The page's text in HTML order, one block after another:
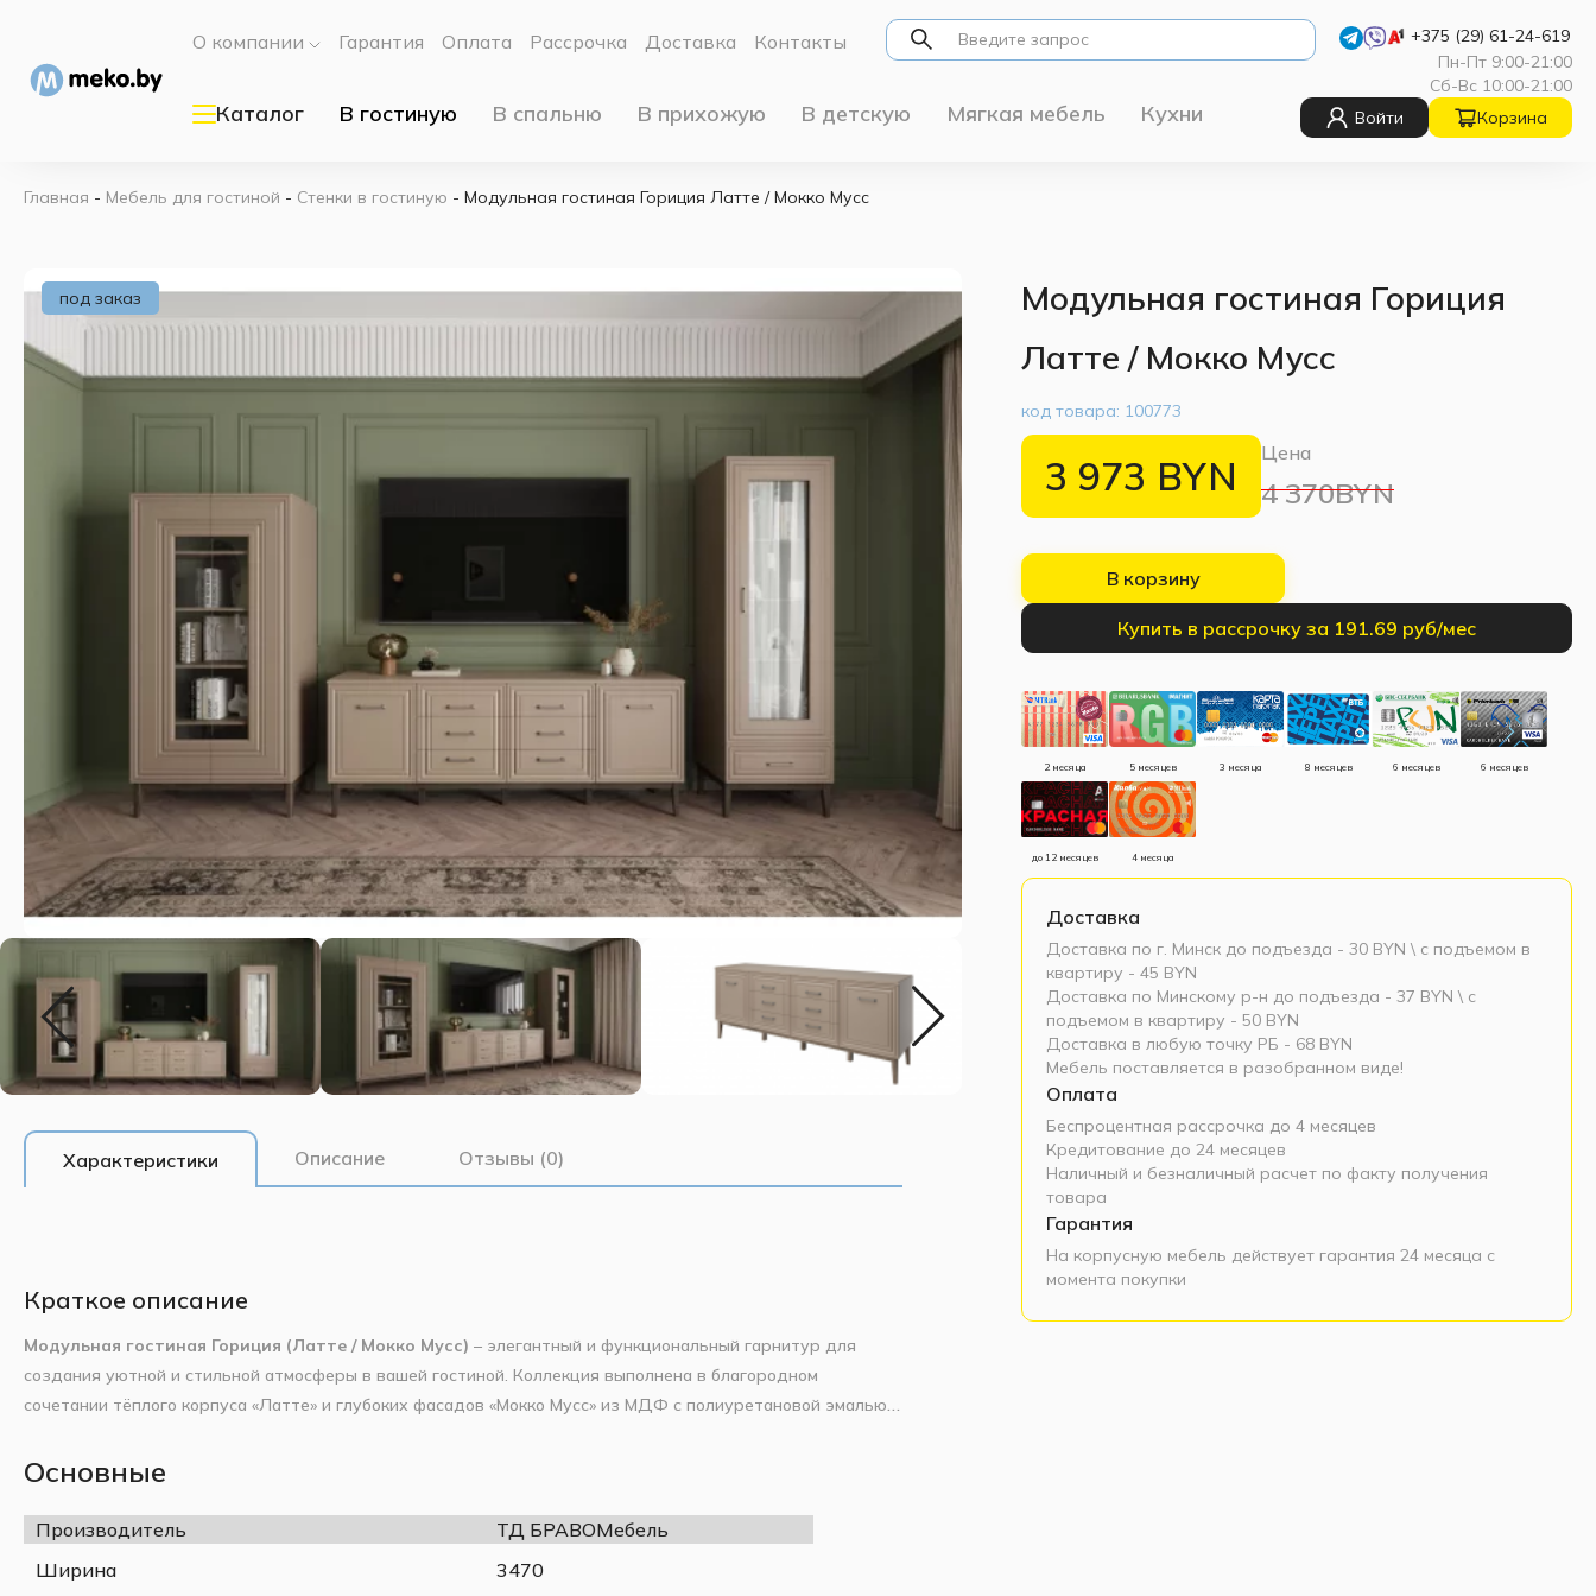
О компании Гарантия Оплата Рассрочка Доставка Контакты
+375 (29) 61-24-619
Пн-Пт 9:00-21:00
Сб-Вс 10:00-21:00
Каталог В гостиную В спальню В прихожую В детскую Мягкая мебель Кухни Войти Корзина
Главная - Мебель для гостиной - Стенки в гостиную - Модульная гостиная Гориция Латте / Мокко Мусс
под заказ
Характеристики Описание Отзывы (0)
Краткое описание
Модульная гостиная Гориция (Латте / Мокко Мусс) – элегантный и функциональный гарнитур для
создания уютной и стильной атмосферы в вашей гостиной. Коллекция выполнена в благородном
сочетании тёплого корпуса «Латте» и глубоких фасадов «Мокко Мусс» из МДФ с полиуретановой эмалью и
ваши потребности. В базовое описание вошли три ключевых модуля: комод 2 двери 6 ящиков, витрина
товары» и могут быть добавлены отдельно для расширения гарнитура.
Цветовая гамма:
корпус – Латте, фасады – Мокко Мусс.
Основные
Производитель
ТД БРАВОМебель
Ширина
3470
Модульная гостиная Гориция
Латте / Мокко Мусс
код товара: 100773
3 973 BYN Цена
4 370BYN
В корзину
Купить в рассрочку за 191.69 руб/мес
2 месяца 5 месяцев 3 месяца 8 месяцев 6 месяцев 6 месяцев
до 12 месяцев 4 месяца
Доставка
Доставка по г. Минск до подъезда - 30 BYN \ c подъемом в
квартиру - 45 BYN
Доставка по Минскому р-н до подъезда - 37 BYN \ c
подъемом в квартиру - 50 BYN
Доставка в любую точку РБ - 68 BYN
Мебель поставляется в разобранном виде!
Оплата
Беспроцентная рассрочка до 4 месяцев
Кредитование до 24 месяцев
Наличный и безналичный расчет по факту получения
товара
Гарантия
На корпусную мебель действует гарантия 24 месяца с
момента покупки